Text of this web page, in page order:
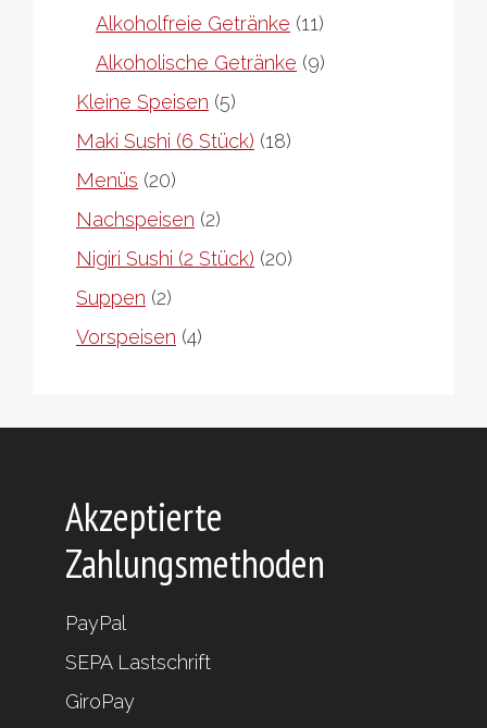
Produkte
Alkoholfreie Getränke 1111
Produkte
Alkoholische Getränke 99
Kleine Speisen 55
Produkte
Maki Sushi (6 Stück) 1818
Menüs 2020
Produkte
Nachspeisen 22
Produkte
Nigiri Sushi (2 Stück) 2020
Suppen 22
Produkte
Vorspeisen 44
Akzeptierte
Zahlungsmethoden
PayPal
SEPA Lastschrift
GiroPay